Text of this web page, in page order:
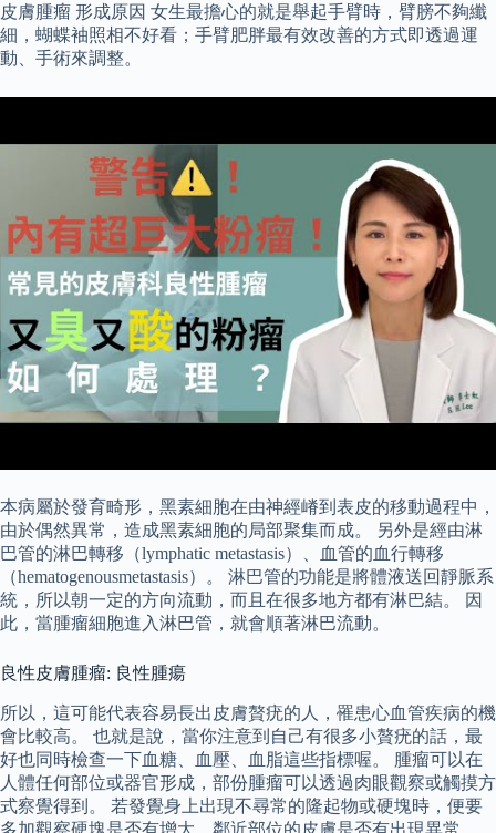
皮膚腫瘤 形成原因 女生最擔心的就是舉起手臂時，臂膀不夠纖
細，蝴蝶袖照相不好看；手臂肥胖最有效改善的方式即透過運
動、手術來調整。
本病屬於發育畸形，黑素細胞在由神經嵴到表皮的移動過程中，
由於偶然異常，造成黑素細胞的局部聚集而成。 另外是經由淋
巴管的淋巴轉移（lymphatic metastasis）、血管的血行轉移
（hematogenousmetastasis）。 淋巴管的功能是將體液送回靜脈系
統，所以朝一定的方向流動，而且在很多地方都有淋巴結。 因
此，當腫瘤細胞進入淋巴管，就會順著淋巴流動。
良性皮膚腫瘤: 良性腫瘍
所以，這可能代表容易長出皮膚贅疣的人，罹患心血管疾病的機
會比較高。 也就是說，當你注意到自己有很多小贅疣的話，最
好也同時檢查一下血糖、血壓、血脂這些指標喔。 腫瘤可以在
人體任何部位或器官形成，部份腫瘤可以透過肉眼觀察或觸摸方
式察覺得到。 若發覺身上出現不尋常的隆起物或硬塊時，便要
多加觀察硬塊是否有增大，鄰近部位的皮膚是否有出現異常。